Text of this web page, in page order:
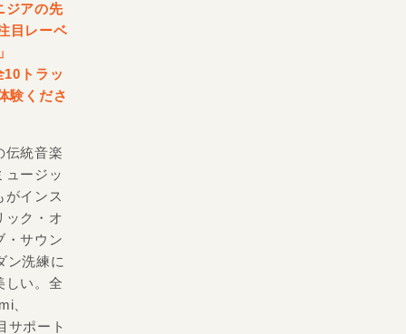
ジアの先
目レーベ
トラッ
験くださ
伝統音楽
ュージッ
がインス
ック・オ
・サウン
ン洗練に
しい。全
、
サポート